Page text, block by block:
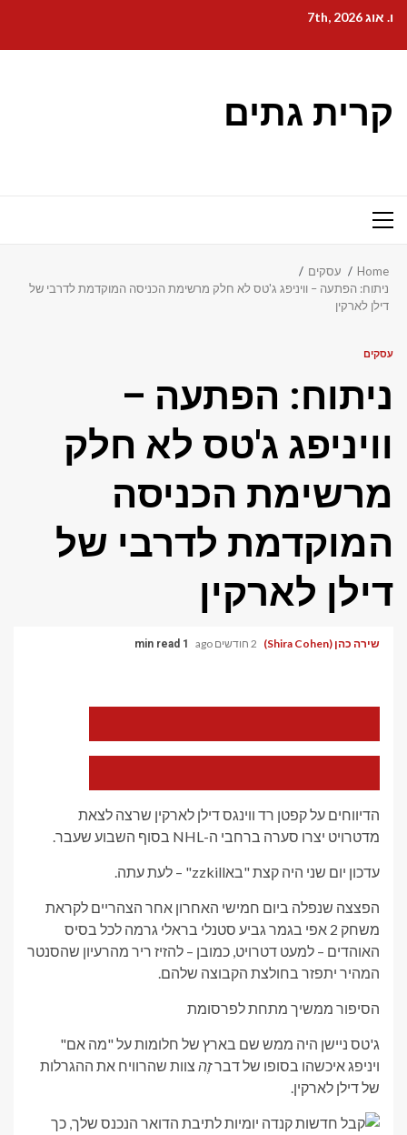
content
ו. אוג 7th, 2026
קרית גתים
Primary
Home
עסקים
ניתוח: הפתעה – וויניפג ג'טס לא חלק מרשימת הכניסה המוקדמת לדרבי של
דילן לארקין
עסקים
ניתוח: הפתעה –
וויניפג ג'טס לא חלק
מרשימת הכניסה
המוקדמת לדרבי של
דילן לארקין
שירה כהן (Shira Cohen) 2 חודשים ago 1 min read
את
גודל
את
הגופן
של
הדיווחים על קפטן רד ווינגס דילן לארקין שרצה לצאת
מדטרויט יצרו סערה ברחבי ה-NHL בסוף השבוע שעבר.
עדכון יום שני היה קצת "באzzkill" – לעת עתה.
הפצצה שנפלה ביום חמישי האחרון אחר הצהריים לקראת
משחק 2 אפי בגמר גביע סטנלי בראלי גרמה לכל בסיס
האוהדים – למעט דטרויט, כמובן – להזיז ריר מהרעיון שהסנטר
המהיר יתפזר בחולצת הקבוצה שלהם.
הסיפור ממשיך מתחת לפרסומת
ג'טס ניישן היה ממש שם בארץ של חלומות על "מה אם"
ויניפג איכשהו בסופו של דברזֶה צוות שהרוויח את ההגרלות
של דילן לארקין.